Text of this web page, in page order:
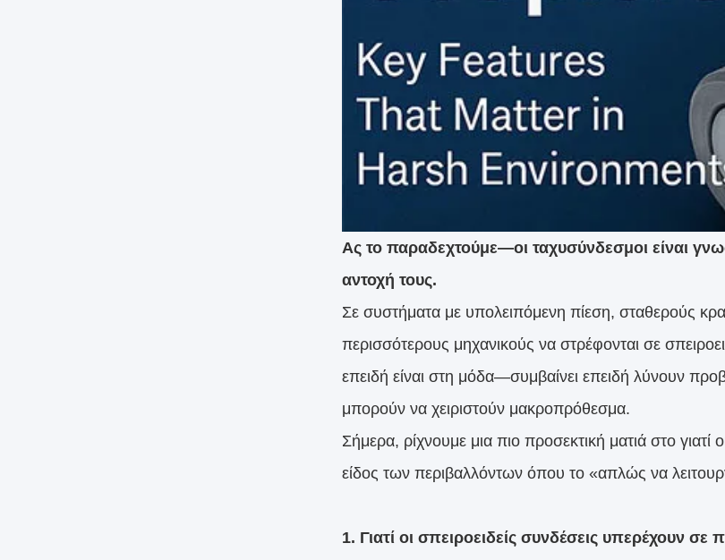
Ας το παραδεχτούμε—οι ταχυσύνδεσμοι είναι
αντοχή τους.
Σε συστήματα με υπολειπόμενη πίεση, σταθερούς
περισσότερους μηχανικούς να στρέφονται σε
επειδή είναι στη μόδα—συμβαίνει επειδή λύνουν
μπορούν να χειριστούν μακροπρόθεσμα.
Σήμερα, ρίχνουμε μια πιο προσεκτική ματιά στο γιατί
είδος των περιβαλλόντων όπου το «απλώς να
1. Γιατί οι σπειροειδείς συνδέσεις υπερέχουν